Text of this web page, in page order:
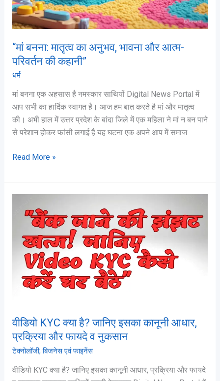
“मां बनना: मातृत्व का अनुभव, भावना और आत्म-
परिवर्तन की कहानी”
धर्म
मां बनना एक अहसास है नमस्कार साथियों Digital News Portal में
आप सभी का हार्दिक स्वागत है। आज हम बात करते है मां और मातृत्व
की। अभी हाल में उत्तर प्रदेश के बांदा जिले में एक महिला ने मां न बन पाने
से परेशान होकर फांसी लगाई है यह घटना एक अपने आप में समाज
Read More »
वीडियो KYC क्या है? जानिए इसका कानूनी आधार,
प्रक्रिया और फायदे व नुकसान
टेक्नोलॉजी,बिजनेस एवं फाइनेंस
वीडियो KYC क्या है? जानिए इसका कानूनी आधार, प्रक्रिया और फायदे
KYC
जानिए
इसका
कानूनी
आधार,
और
फायदे
व
नुकसान